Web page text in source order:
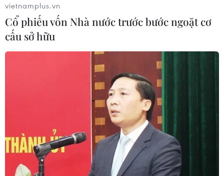
TIN CÙNG CHUYÊN MỤC
vietnamplus.vn
Cổ phiếu vốn Nhà nước trước bước ngoặt cơ
cấu sở hữu